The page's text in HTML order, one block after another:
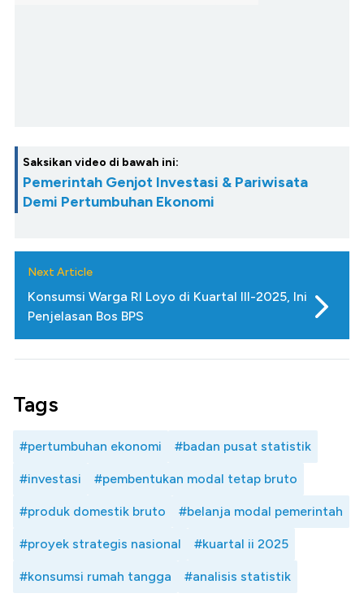
Saksikan video di bawah ini:
Pemerintah Genjot Investasi & Pariwisata
Demi Pertumbuhan Ekonomi
Next Article
Konsumsi Warga RI Loyo di Kuartal III-2025, Ini
Penjelasan Bos BPS
Tags
#pertumbuhan ekonomi #badan pusat statistik
#investasi #pembentukan modal tetap bruto
#produk domestik bruto #belanja modal pemerintah
#proyek strategis nasional #kuartal ii 2025
#konsumsi rumah tangga #analisis statistik